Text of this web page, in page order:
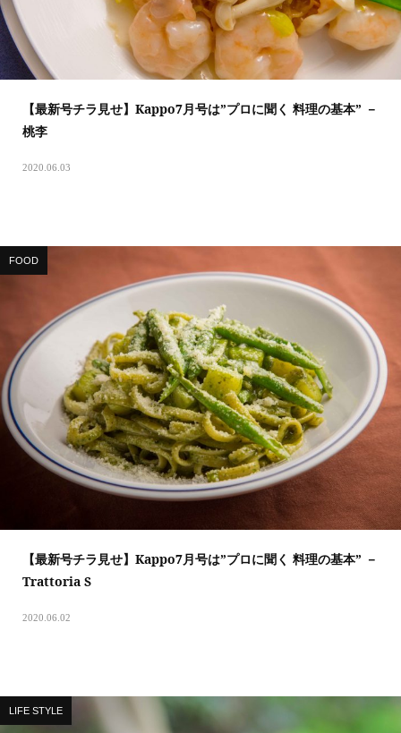
【最新号チラ見せ】Kappo7月号は”プロに聞く 料理の基本” －
桃李
2020.06.03
FOOD
【最新号チラ見せ】Kappo7月号は”プロに聞く 料理の基本” －
Trattoria S
2020.06.02
LIFE STYLE